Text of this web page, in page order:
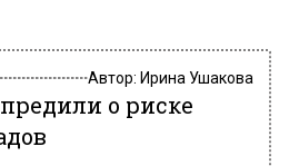
Автор: Ирина Ушакова
о риске